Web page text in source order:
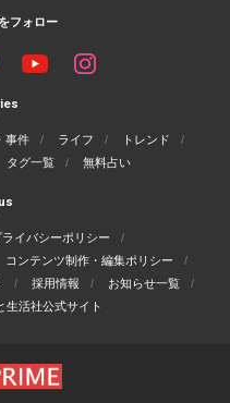
フォロー
事件 ライフ
トレンド
タグ一覧 無料占い
ライバシーポリシー
コンテンツ制作・編集ポリシー
採用情報
お知らせ一覧
生活社公式サイト